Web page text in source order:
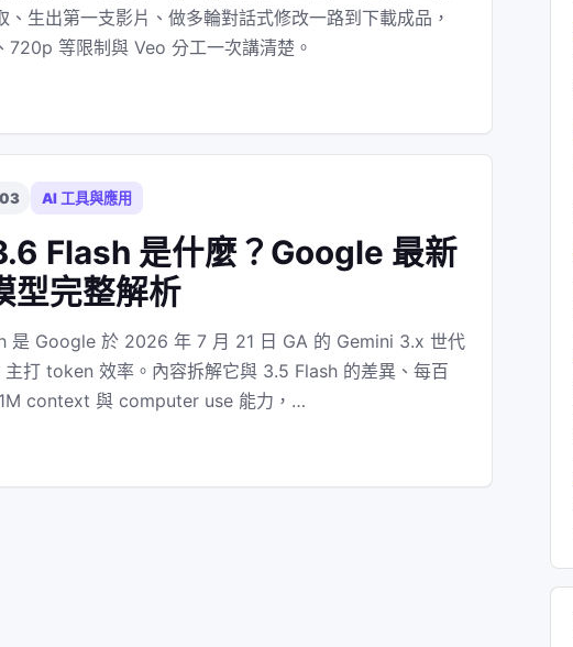
、生出第一支影片、做多輪對話式修改一路到下載成品，
720p 等限制與 Veo 分工一次講清楚。
AI 工具與應用
Flash 是什麼？Google 最新
型完整解析
是 Google 於 2026 年 7 月 21 日 GA 的 Gemini 3.x 世代
主打 token 效率。內容拆解它與 3.5 Flash 的差異、每百
context 與 computer use 能力，…